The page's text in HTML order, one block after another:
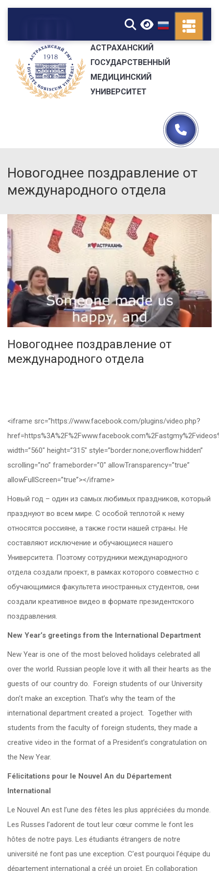
▼
АСТРАХАНСКИЙ
ГОСУДАРСТВЕННЫЙ
МЕДИЦИНСКИЙ
УНИВЕРСИТЕТ
Новогоднее поздравление от
международного отдела
Новогоднее поздравление от
международного отдела
<iframe src=”https://www.facebook.com/plugins/video.php?
width=”560″ height=”315″ style=”border:none;overflow:hidden”
scrolling=”no” frameborder=”0″ allowTransparency=”true”
allowFullScreen=”true”></iframe>
Новый год – один из самых любимых праздников, который
празднуют во всем мире. С особой теплотой к нему
относятся россияне, а также гости нашей страны. Не
составляют исключение и обучающиеся нашего
Университета. Поэтому сотрудники международного
отдела создали проект, в рамках которого совместно с
обучающимися факультета иностранных студентов, они
создали креативное видео в формате президентского
поздравления.
New Year’s greetings from the International Department
New Year is one of the most beloved holidays celebrated all
over the world. Russian people love it with all their hearts as the
guests of our country do. Foreign students of our University
don’t make an exception. That’s why the team of the
international department created a project. Together with
students from the faculty of foreign students, they made a
creative video in the format of a President’s congratulation on
the New Year.
Félicitations pour le Nouvel An du Département
International
Le Nouvel An est l’une des fêtes les plus appréciées du monde.
Les Russes l’adorent de tout leur cœur comme le font les
hôtes de notre pays. Les étudiants étrangers de notre
université ne font pas une exception. C’est pourquoi l’équipe du
département international a créé un projet. En collaboration